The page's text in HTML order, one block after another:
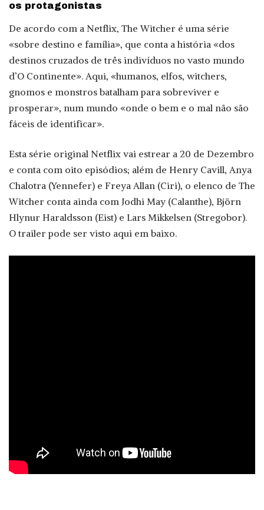
os protagonistas
De acordo com a Netflix, The Witcher é uma série
«sobre destino e família», que conta a história «dos
destinos cruzados de três indivíduos no vasto mundo
d’O Continente». Aqui, «humanos, elfos, witchers,
gnomos e monstros batalham para sobreviver e
prosperar», num mundo «onde o bem e o mal não são
fáceis de identificar».
Esta série original Netflix vai estrear a 20 de Dezembro
e conta com oito episódios; além de Henry Cavill, Anya
Chalotra (Yennefer) e Freya Allan (Ciri), o elenco de The
Witcher conta ainda com Jodhi May (Calanthe), Björn
Hlynur Haraldsson (Eist) e Lars Mikkelsen (Stregobor).
O trailer pode ser visto aqui em baixo.